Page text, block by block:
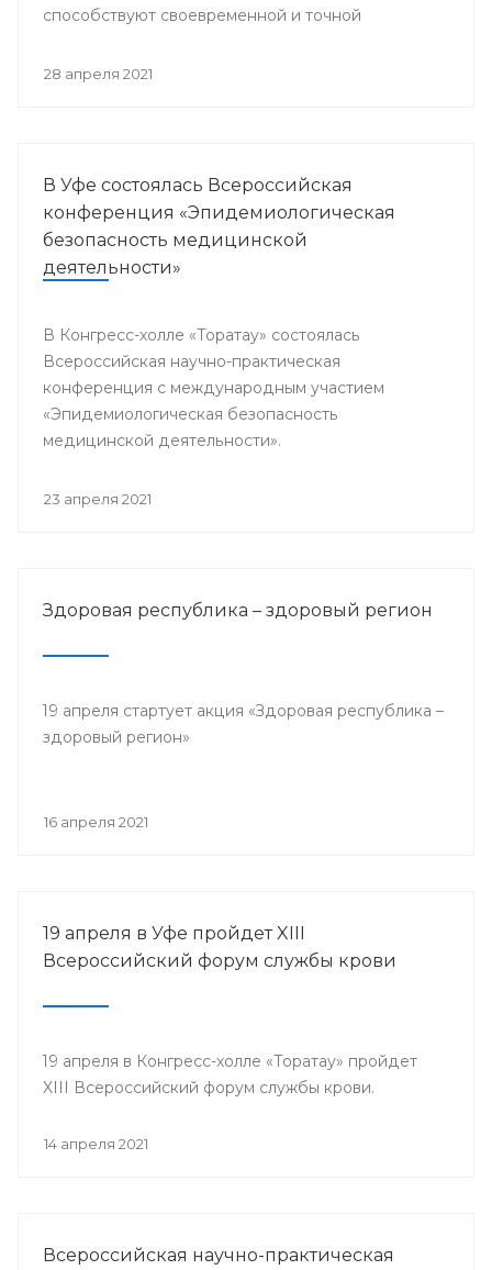
способствуют своевременной и точной
успешного и эффективного лечения.
28 апреля 2021
В Уфе состоялась Всероссийская
конференция «Эпидемиологическая
безопасность медицинской
деятельности»
В Конгресс-холле «Торатау» состоялась
Всероссийская научно-практическая
конференция с международным участием
«Эпидемиологическая безопасность
медицинской деятельности».
23 апреля 2021
Здоровая республика – здоровый регион
19 апреля стартует акция «Здоровая республика –
здоровый регион»
16 апреля 2021
19 апреля в Уфе пройдет XIII
Всероссийский форум службы крови
19 апреля в Конгресс-холле «Торатау» пройдет
XIII Всероссийский форум службы крови.
14 апреля 2021
Всероссийская научно-практическая